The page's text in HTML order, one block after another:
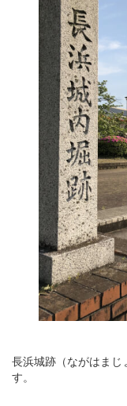
長浜城跡（ながはま
す。